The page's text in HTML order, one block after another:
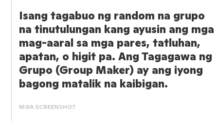
Isang tagabuo ng random na grupo
na tinutulungan kang ayusin ang mga
mag-aaral sa mga pares, tatluhan,
apatan, o higit pa. Ang Tagagawa ng
Grupo (Group Maker) ay ang iyong
bagong matalik na kaibigan.
MGA SCREENSHOT